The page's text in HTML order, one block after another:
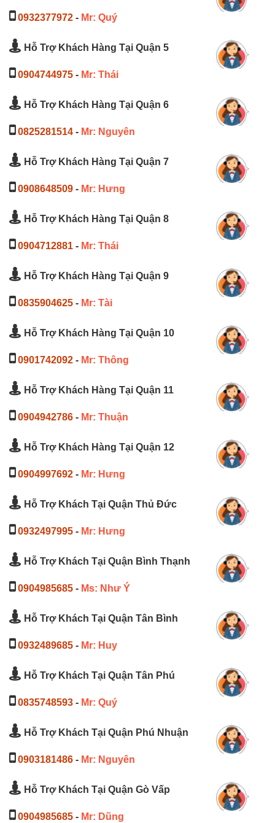
0932377972 - Mr: Quý
Hỗ Trợ Khách Hàng Tại Quận 5
0904744975 - Mr: Thái
Hỗ Trợ Khách Hàng Tại Quận 6
0825281514 - Mr: Nguyên
Hỗ Trợ Khách Hàng Tại Quận 7
0908648509 - Mr: Hưng
Hỗ Trợ Khách Hàng Tại Quận 8
0904712881 - Mr: Thái
Hỗ Trợ Khách Hàng Tại Quận 9
0835904625 - Mr: Tài
Hỗ Trợ Khách Hàng Tại Quận 10
0901742092 - Mr: Thông
Hỗ Trợ Khách Hàng Tại Quận 11
0904942786 - Mr: Thuận
Hỗ Trợ Khách Hàng Tại Quận 12
0904997692 - Mr: Hưng
Hỗ Trợ Khách Tại Quận Thủ Đức
0932497995 - Mr: Hưng
Hỗ Trợ Khách Tại Quận Bình Thạnh
0904985685 - Ms: Như Ý
Hỗ Trợ Khách Tại Quận Tân Bình
0932489685 - Mr: Huy
Hỗ Trợ Khách Tại Quận Tân Phú
0835748593 - Mr: Quý
Hỗ Trợ Khách Tại Quận Phú Nhuận
0903181486 - Mr: Nguyên
Hỗ Trợ Khách Tại Quận Gò Vấp
0904985685 - Mr: Dũng